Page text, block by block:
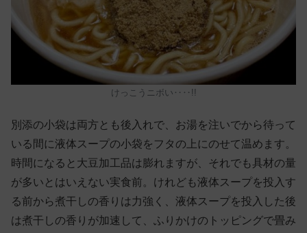
けっこうニボい‥‥!!
別添の小袋は両方とも後入れで、お湯を注いでから待って
いる間に液体スープの小袋をフタの上にのせて温めます。
時間になると大豆加工品は膨れますが、それでも具材の量
が多いとはいえない実食前。けれども液体スープを投入す
る前から煮干しの香りは力強く、液体スープを投入した後
は煮干しの香りが加速して、ふりかけのトッピングで畳み